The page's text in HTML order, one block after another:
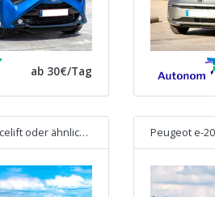
ab 30€/Tag
oder ähnliches